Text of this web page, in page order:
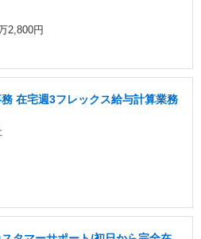
2,800円
在宅週3フレックス給与計算業務